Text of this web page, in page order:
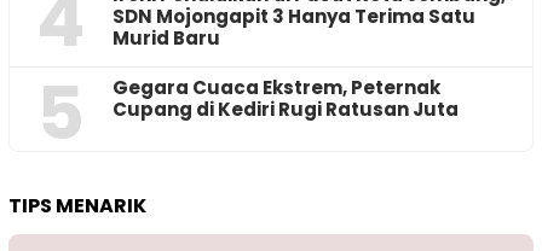
SDN Mojongapit 3 Hanya Terima Satu
Murid Baru
5
‎Gegara Cuaca Ekstrem, Peternak
Cupang di Kediri Rugi Ratusan Juta
TIPS MENARIK